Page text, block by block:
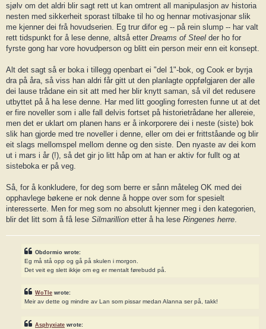
sjølv om det aldri blir sagt rett ut kan omtrent all manipulasjon av historia
nesten med sikkerheit sporast tilbake til ho og hennar motivasjonar slik
me kjenner dei frå hovudserien. Eg trur difor eg -- på rein slump -- har valt
rett tidspunkt for å lese denne, altså etter Dreams of Steel der ho for
fyrste gong har vore hovudperson og blitt ein person meir enn eit konsept.
Alt det sagt så er boka i tillegg openbart ei "del 1"-bok, og Cook er byrja
dra på åra, så viss han aldri får gitt ut den planlagte oppfølgjaren der alle
dei lause trådane ein sit att med her blir knytt saman, så vil det redusere
utbyttet på å ha lese denne. Har med litt googling forresten funne ut at det
er fire noveller som i alle fall delvis fortset på historietrådane her allereie,
men det er uklart om planen hans er å inkorporere dei i neste (siste) bok
slik han gjorde med tre noveller i denne, eller om dei er frittståande og blir
eit slags mellomspel mellom denne og den siste. Den nyaste av dei kom
ut i mars i år (!), så det gir jo litt håp om at han er aktiv for fullt og at
sisteboka er på veg.
Så, for å konkludere, for deg som berre er sånn måteleg OK med dei
opphavlege bøkene er nok denne å hoppe over som for spesielt
interesserte. Men for meg som no absolutt kjenner meg i den kategorien,
blir det litt som å få lese Silmarillion etter å ha lese Ringenes herre
Obdormio wrote:
Eg må stå opp og gå på skulen i morgon.
Det veit eg slett ikkje om eg er mentalt førebudd på.
WoTle wrote:
Meir av dette og mindre av Lan som pissar medan Alanna ser på, takk!
Asphyxiate wrote: